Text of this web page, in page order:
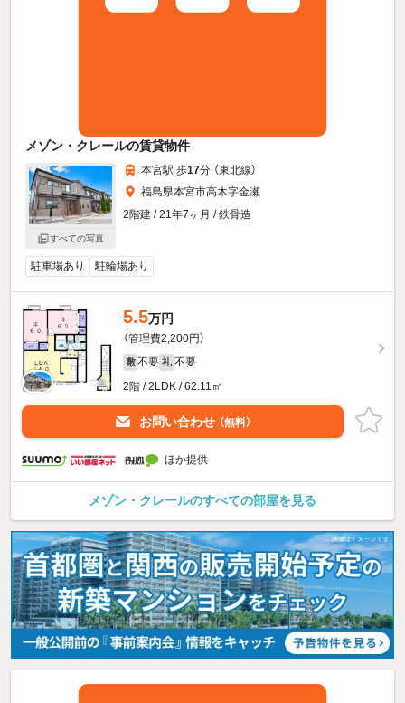
メゾン・クレールの賃貸物件
すべての写真
本宮駅 歩17分 （東北線）
福島県本宮市高木字金瀬
2階建 / 21年7ヶ月 / 鉄骨造
駐車場あり 駐輪場あり
5.5万円
（管理費2,200円）
敷 不要 礼 不要
2階 / 2LDK / 62.11㎡
お問い合わせ （無料）
ほか提供
メゾン・クレールのすべての部屋を見る